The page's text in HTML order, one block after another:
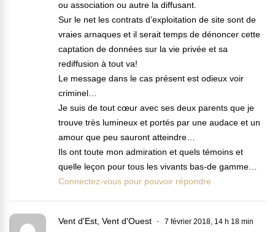
ou association ou autre la diffusant.
Sur le net les contrats d’exploitation de site sont de
vraies arnaques et il serait temps de dénoncer cette
captation de données sur la vie privée et sa
rediffusion à tout va!
Le message dans le cas présent est odieux voir
criminel…
Je suis de tout cœur avec ses deux parents que je
trouve très lumineux et portés par une audace et un
amour que peu sauront atteindre…
Ils ont toute mon admiration et quels témoins et
quelle leçon pour tous les vivants bas-de gamme…
Connectez-vous pour pouvoir répondre
Vent d'Est, Vent d'Ouest 7 février 2018, 14 h 18 min